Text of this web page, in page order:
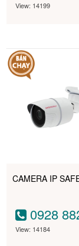
View: 14199
CAMERA IP
0928
View: 14184